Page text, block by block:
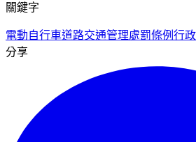
關鍵字
電動自行車道路交通管理處罰條例 行
分享